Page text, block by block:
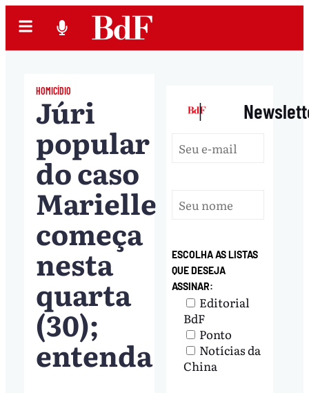
HOMICÍDIO
Júri
popular
do caso
Marielle
começa
nesta
quarta
(30);
entenda
|
ESCOLHA AS LISTAS
QUE DESEJA
ASSINAR:
Editorial
BdF
Ponto
Notícias da
China